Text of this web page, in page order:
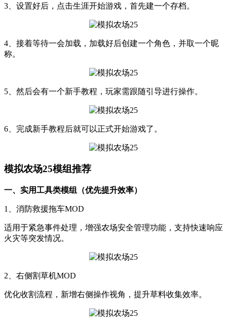
3、设置好后，点击生涯开始游戏，首先建一个存档。
4、接着等待一会加载，加载好后创建一个角色，并取一个昵
称。
5、然后会有一个新手教程，玩家需跟随引导进行操作。
6、完成新手教程后就可以正式开始游戏了。
模拟农场25模组推荐
一、实用工具类模组（优先提升效率）
1、消防救援拖车MOD
适用于紧急事件处理，增强农场安全管理功能，支持快速响应
火灾等突发情况。
2、右侧割草机MOD
优化收割流程，新增右侧操作视角，提升草料收集效率。